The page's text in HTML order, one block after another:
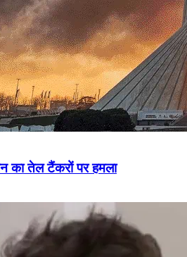
का तेल टैंकरों पर हमला